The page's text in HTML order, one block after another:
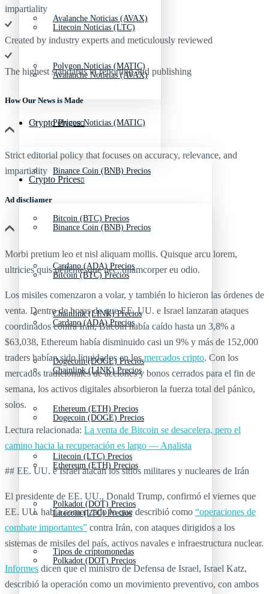
Avalanche Noticias (AVAX)
Polygon Noticias (MATIC)
Crypto Prices
Binance Coin (BNB) Precios
Bitcoin (BTC) Precios
Cardano (ADA) Precios
Chainlink (LINK) Precios
Dogecoin (DOGE) Precios
Ethereum (ETH) Precios
Litecoin (LTC) Precios
Polkadot (DOT) Precios
Tipos de criptomonedas
Litecoin Noticias (LTC)
Avalanche Noticias (AVAX)
Polygon Noticias (MATIC)
Crypto Prices
Binance Coin (BNB) Precios
Bitcoin (BTC) Precios
Cardano (ADA) Precios
Chainlink (LINK) Precios
Dogecoin (DOGE) Precios
Ethereum (ETH) Precios
Litecoin (LTC) Precios
Polkadot (DOT) Precios
impartiality
Created by industry experts and meticulously reviewed
The highest standards in reporting and publishing
How Our News is Made
Strict editorial policy that focuses on accuracy, relevance, and
impartiality
Ad discliamer
Morbi pretium leo et nisl aliquam mollis. Quisque arcu lorem,
ultricies quis pellentesque nec, ullamcorper eu odio.
Los misiles comenzaron a volar, y también lo hicieron las órdenes de
venta. Dentro de horas de que EE. UU. e Israel lanzaran ataques
coordinados contra Irán, Bitcoin había caído hasta un 3,8% a
$63,038, Ethereum había disminuido casi un 9% y más de 152,000
traders habían sido liquidados en losmercados cripto. Con los
mercados tradicionales de acciones y bonos cerrados para el fin de
semana, los activos digitales absorbieron la fuerza total del pánico,
solos.
Lectura relacionada: La venta de Bitcoin se desacelera, pero el
camino hacia la recuperación es largo — Analista
## EE. UU. e Israel atacan los sitios militares y nucleares de Irán
El presidente de EE. UU., Donald Trump, confirmó el viernes que
EE. UU. había comenzado lo que describió como “operaciones de
combate importantes” contra Irán, con ataques dirigidos a los
sistemas de misiles del país, activos navales e infraestructura nuclear.
Informes dicen que el ministro de Defensa de Israel, Israel Katz,
describió la operación como un movimiento preventivo, con ambos